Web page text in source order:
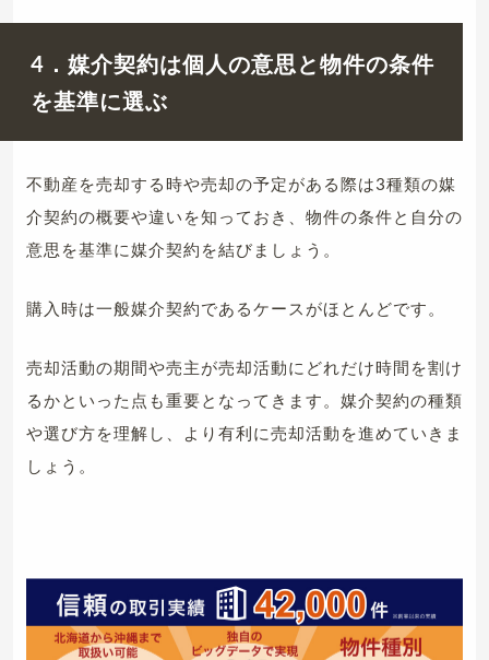
4．媒介契約は個人の意思と物件の条件
を基準に選ぶ
不動産を売却する時や売却の予定がある際は3種類の媒
介契約の概要や違いを知っておき、物件の条件と自分の
意思を基準に媒介契約を結びましょう。
購入時は一般媒介契約であるケースがほとんどです。
売却活動の期間や売主が売却活動にどれだけ時間を割け
るかといった点も重要となってきます。媒介契約の種類
や選び方を理解し、より有利に売却活動を進めていきま
しょう。